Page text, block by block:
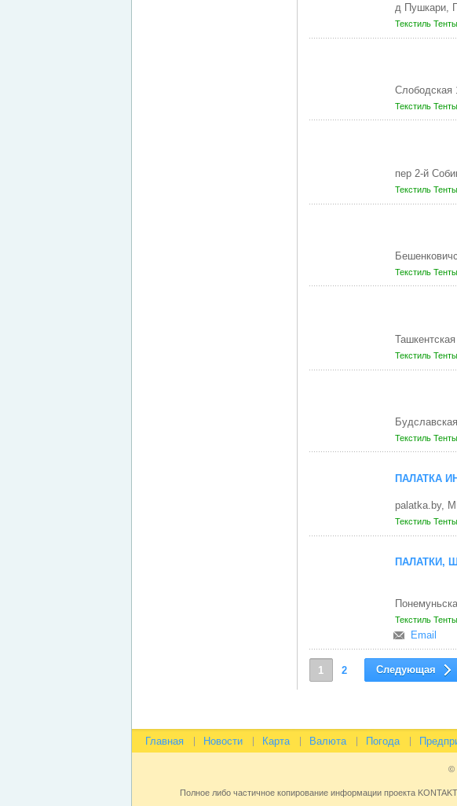
д Пушкари,
Текстиль
Текстиль
пер 2-й
Текстиль
Текстиль
Текстиль
Текстиль
ПАЛАТКА
palatka.by,
Текстиль
ПАЛАТКИ,
Текстиль
Email
1 2 Следующая
Главная Новости Карта Валюта Погода
©
Полное либо частичное копирование информации проекта